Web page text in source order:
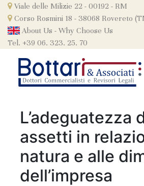
Skip
content
Viale delle Milizie 22 - 00192 - RM
Corso Rosmini 18 - 38068 Rovereto
About Us - Why Choose Us
Tel. +39 06. 323. 25. 70
L’adeguatezza
assetti in
natura e alle
dell’impresa